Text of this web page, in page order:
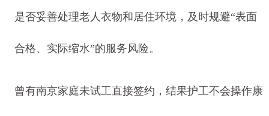
是否妥善处理老人衣物和居住环境，及时规避“表面
合格、实际缩水”的服务风险。
曾有南京家庭未试工直接签约，结果护工不会操作康